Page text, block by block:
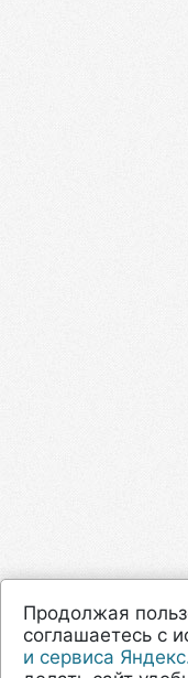
Продолжая
соглашаетесь с
и сервиса